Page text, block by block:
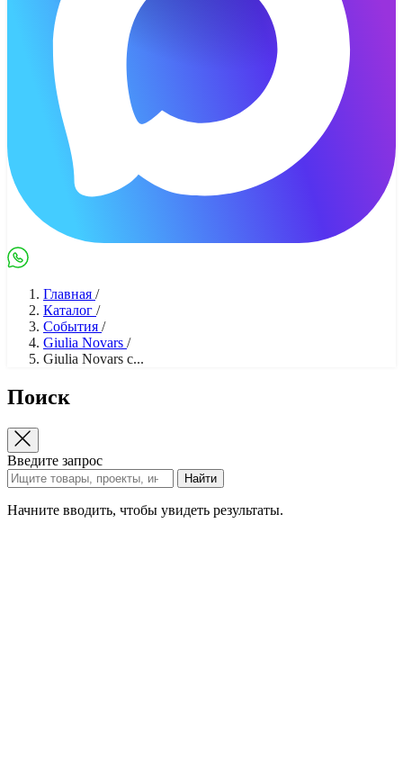
MaxWhatsApp
Главная /
Каталог /
События /
Giulia Novars /
Giulia Novars с...
Поиск
Введите запрос
Найти
Начните вводить, чтобы увидеть результаты.